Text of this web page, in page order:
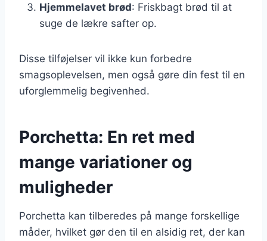
Hjemmelavet brød: Friskbagt brød til at
suge de lækre safter op.
Disse tilføjelser vil ikke kun forbedre
smagsoplevelsen, men også gøre din fest til en
uforglemmelig begivenhed.
Porchetta: En ret med
mange variationer og
muligheder
Porchetta kan tilberedes på mange forskellige
måder, hvilket gør den til en alsidig ret, der kan